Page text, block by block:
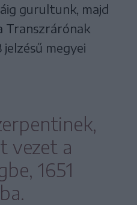
gurultunk, majd
Transzrárónak
megyei
vezet a
1651